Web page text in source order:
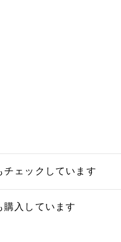
チェックしています
購入しています